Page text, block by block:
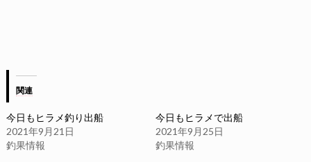
関連
今日もヒラメ釣り出船
2021年9月21日
釣果情報
今日もヒラメで出船
2021年9月25日
釣果情報